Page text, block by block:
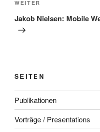
Nächster
Beitrag
WEITER
Jakob Nielsen: Mobile
SEITEN
Publikationen
Vorträge / Presentations